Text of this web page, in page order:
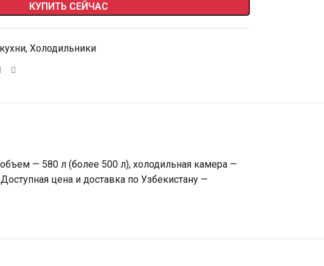
КУПИТЬ СЕЙЧАС
, Холодильники
— 580 л (более 500 л), холодильная камера —
цена и доставка по Узбекистану —